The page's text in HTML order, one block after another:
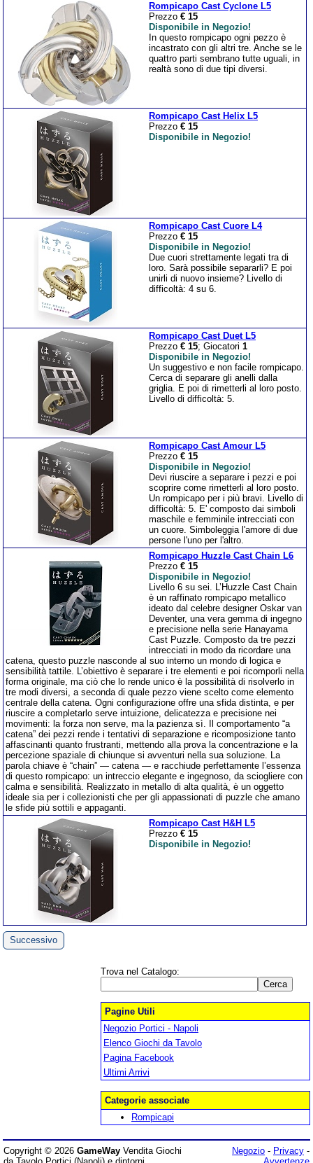
Rompicapo Cast Cyclone L5
Prezzo € 15
Disponibile in Negozio!
In questo rompicapo ogni pezzo è
incastrato con gli altri tre. Anche se le
quattro parti sembrano tutte uguali, in
realtà sono di due tipi diversi.
Rompicapo Cast Helix L5
Prezzo € 15
Disponibile in Negozio!
Rompicapo Cast Cuore L4
Prezzo € 15
Disponibile in Negozio!
Due cuori strettamente legati tra di
loro. Sarà possibile separarli? E poi
unirli di nuovo insieme? Livello di
difficoltà: 4 su 6.
Rompicapo Cast Duet L5
Prezzo € 15; Giocatori 1
Disponibile in Negozio!
Un suggestivo e non facile rompicapo.
Cerca di separare gli anelli dalla
griglia. E poi di rimetterli al loro posto.
Livello di difficoltà: 5.
Rompicapo Cast Amour L5
Prezzo € 15
Disponibile in Negozio!
Devi riuscire a separare i pezzi e poi
scoprire come rimetterli al loro posto.
Un rompicapo per i più bravi. Livello di
difficoltà: 5. E' composto dai simboli
maschile e femminile intrecciati con
un cuore. Simboleggia l'amore di due
persone l'uno per l'altro.
Rompicapo Huzzle Cast Chain L6
Prezzo € 15
Disponibile in Negozio!
Livello 6 su sei. L’Huzzle Cast Chain
è un raffinato rompicapo metallico
ideato dal celebre designer Oskar van
Deventer, una vera gemma di ingegno
e precisione nella serie Hanayama
Cast Puzzle. Composto da tre pezzi
intrecciati in modo da ricordare una
catena, questo puzzle nasconde al suo interno un mondo di logica e
sensibilità tattile. L’obiettivo è separare i tre elementi e poi ricomporli nella
forma originale, ma ciò che lo rende unico è la possibilità di risolverlo in
tre modi diversi, a seconda di quale pezzo viene scelto come elemento
centrale della catena. Ogni configurazione offre una sfida distinta, e per
riuscire a completarlo serve intuizione, delicatezza e precisione nei
movimenti: la forza non serve, ma la pazienza sì. Il comportamento “a
catena” dei pezzi rende i tentativi di separazione e ricomposizione tanto
affascinanti quanto frustranti, mettendo alla prova la concentrazione e la
percezione spaziale di chiunque si avventuri nella sua soluzione. La
parola chiave è “chain” — catena — e racchiude perfettamente l’essenza
di questo rompicapo: un intreccio elegante e ingegnoso, da sciogliere con
calma e sensibilità. Realizzato in metallo di alta qualità, è un oggetto
ideale sia per i collezionisti che per gli appassionati di puzzle che amano
le sfide più sottili e appaganti.
Rompicapo Cast H&H L5
Prezzo € 15
Disponibile in Negozio!
Successivo
Trova nel Catalogo:
Pagine Utili
Negozio Portici - Napoli
Elenco Giochi da Tavolo
Pagina Facebook
Ultimi Arrivi
Categorie associate
Rompicapi
Copyright © 2026 GameWay Vendita Giochi
Negozio - Privacy -